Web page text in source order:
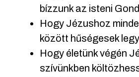
bízzunk az isteni
Hogy Jézushoz
között hűségesek
Hogy életünk végén
szívünkben